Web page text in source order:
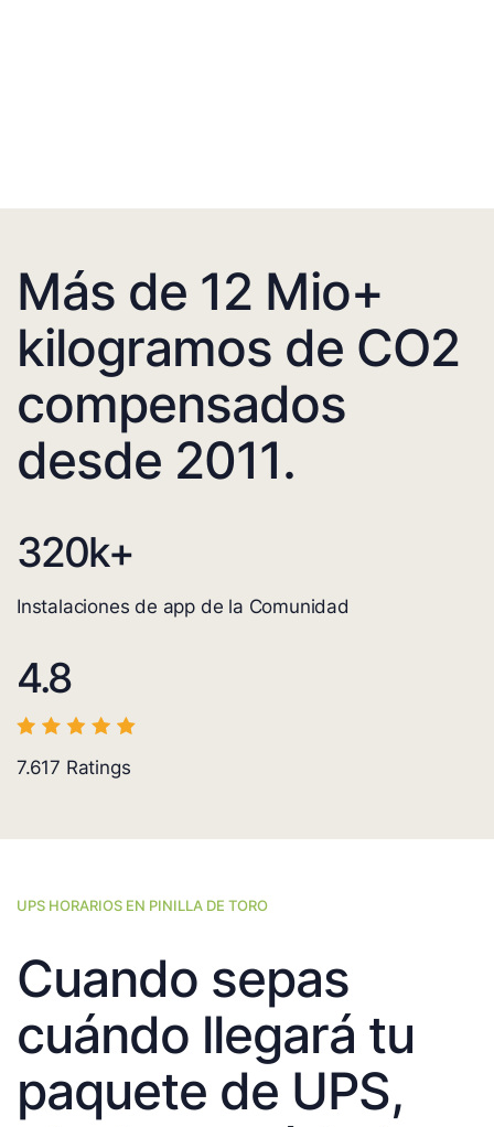
Más de 12 Mio+
kilogramos de CO2
compensados
desde 2011.
320k+
Instalaciones de app de la Comunidad
4.8
7.617 Ratings
UPS HORARIOS EN PINILLA DE TORO
Cuando sepas
cuándo llegará tu
paquete de UPS,